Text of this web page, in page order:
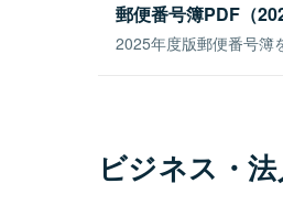
郵便番号簿PDF（
2025年度版郵便番号簿
ビジネス・